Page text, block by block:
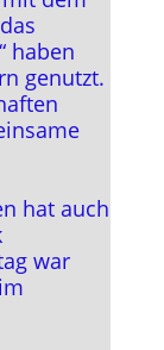
haben
genutzt.
hat auch
war